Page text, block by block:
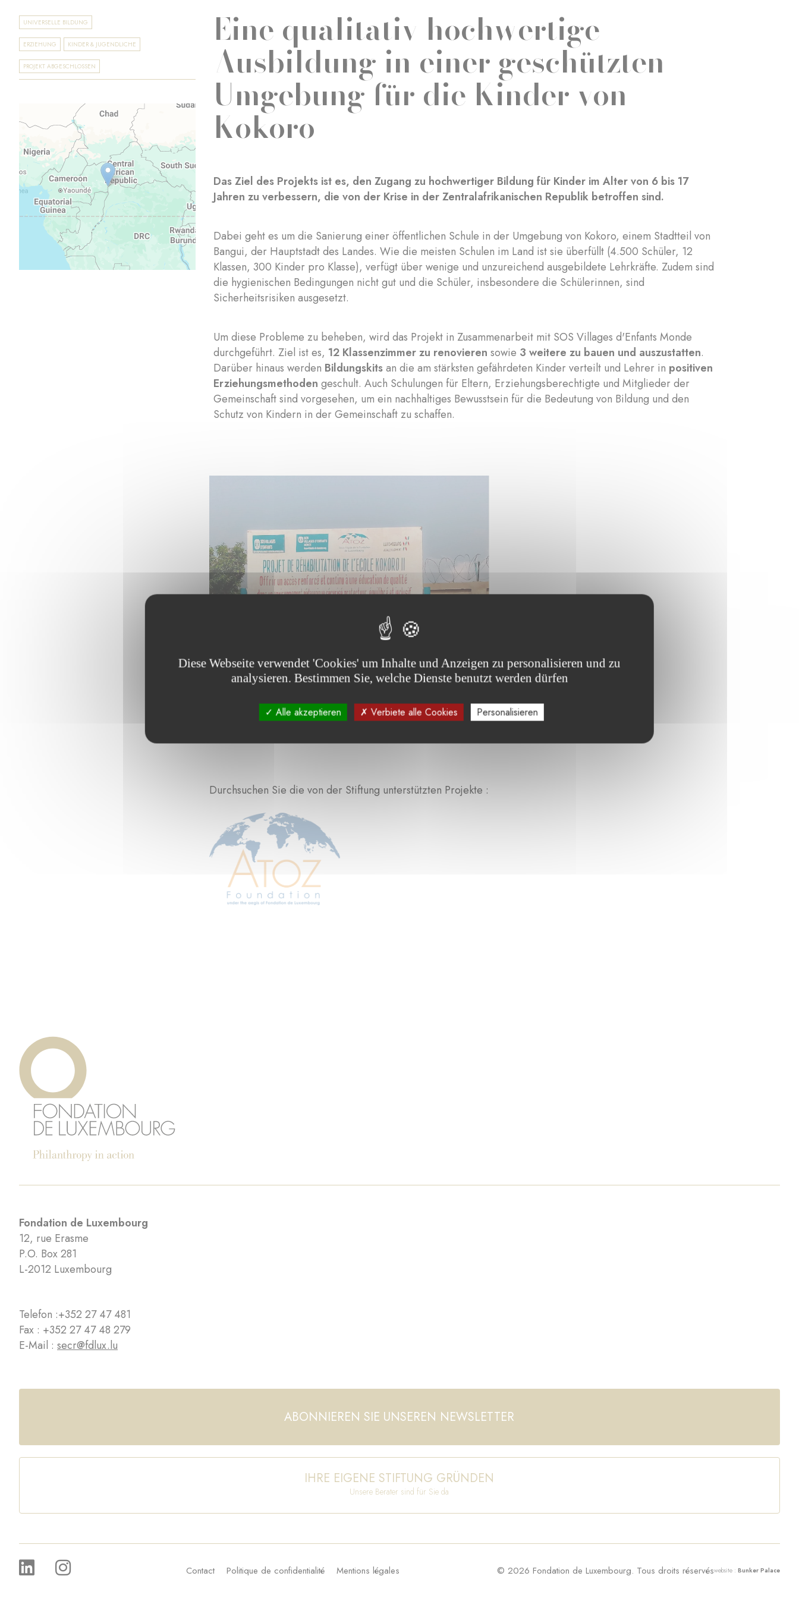
UNIVERSELLE BILDUNG
ERZIEHUNG KINDER & JUGENDLICHE
PROJEKT ABGESCHLOSSEN
Eine qualitativ hochwertige
Ausbildung in einer geschützten
Umgebung für die Kinder von
Kokoro
Das Ziel des Projekts ist es, den Zugang zu hochwertiger Bildung für Kinder im Alter von 6 bis 17
Jahren zu verbessern, die von der Krise in der Zentralafrikanischen Republik betroffen sind.
Dabei geht es um die Sanierung einer öffentlichen Schule in der Umgebung von Kokoro, einem Stadtteil von
Bangui, der Hauptstadt des Landes. Wie die meisten Schulen im Land ist sie überfüllt (4.500 Schüler, 12
Klassen, 300 Kinder pro Klasse), verfügt über wenige und unzureichend ausgebildete Lehrkräfte. Zudem sind
die hygienischen Bedingungen nicht gut und die Schüler, insbesondere die Schülerinnen, sind
Sicherheitsrisiken ausgesetzt.
Um diese Probleme zu beheben, wird das Projekt in Zusammenarbeit mit SOS Villages d'Enfants Monde
durchgeführt. Ziel ist es, 12 Klassenzimmer zu renovieren sowie 3 weitere zu bauen und auszustatten.
Darüber hinaus werden Bildungskitsan die am stärksten gefährdeten Kinder verteilt und Lehrer in positiven
Erziehungsmethoden geschult. Auch Schulungen für Eltern, Erziehungsberechtigte und Mitglieder der
Gemeinschaft sind vorgesehen, um ein nachhaltiges Bewusstsein für die Bedeutung von Bildung und den
Schutz von Kindern in der Gemeinschaft zu schaffen.
Durchsuchen Sie die von der Stiftung unterstützten Projekte :
Fondation de Luxembourg
12, rue Erasme
P.O. Box 281
L-2012 Luxembourg
Telefon :+352 27 47 481
Fax : +352 27 47 48 279
E-Mail : secr@fdlux.lu
ABONNIEREN SIE UNSEREN NEWSLETTER
IHRE EIGENE STIFTUNG GRÜNDEN
Unsere Berater sind für Sie da
Contact Politique de confidentialité Mentions légales © 2026 Fondation de Luxembourg. Tous droits réservéswebsite : Bunker Palace
Diese Webseite verwendet 'Cookies' um Inhalte und Anzeigen zu personalisieren und zu
analysieren. Bestimmen Sie, welche Dienste benutzt werden dürfen
Alle akzeptieren Verbiete alle Cookies Personalisieren